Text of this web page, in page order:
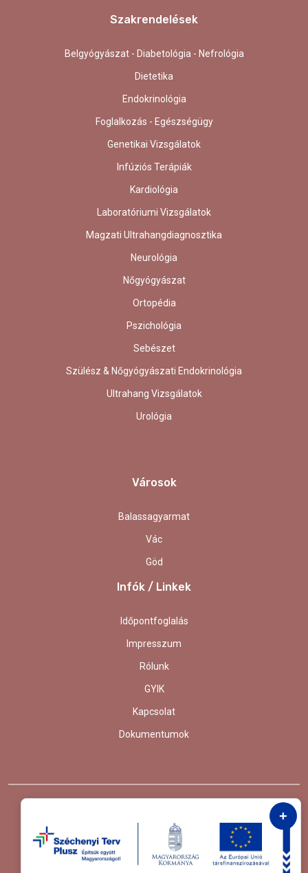
Szakrendelések
Belgyógyászat - Diabetológia - Nefrológia
Dietetika
Endokrinológia
Foglalkozás - Egészségügy
Genetikai Vizsgálatok
Infúziós Terápiák
Kardiológia
Laboratóriumi Vizsgálatok
Magzati Ultrahangdiagnosztika
Neurológia
Nőgyógyászat
Ortopédia
Pszichológia
Sebészet
Szülész & Nőgyógyászati Endokrinológia
Ultrahang Vizsgálatok
Urológia
Városok
Balassagyarmat
Vác
Göd
Infók / Linkek
Időpontfoglalás
Impresszum
Rólunk
GYIK
Kapcsolat
Dokumentumok
© 2024. Medalpin. Minden Jog Fenntartva.
+